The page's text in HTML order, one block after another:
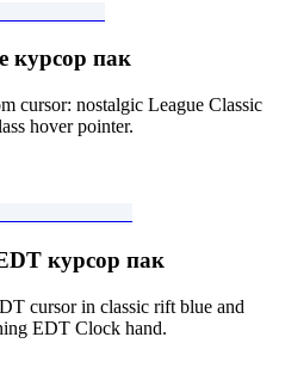
курсор пак
cursor: nostalgic League Classic
hover pointer.
курсор пак
cursor in classic rift blue and
EDT Clock hand.